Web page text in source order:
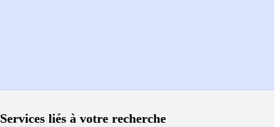
Services liés à votre recherche